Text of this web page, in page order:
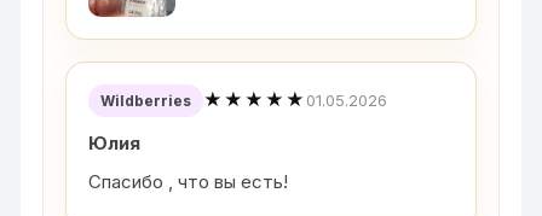
Wildberries ★★★★★ 01.05.2026
Юлия
Спасибо , что вы есть!